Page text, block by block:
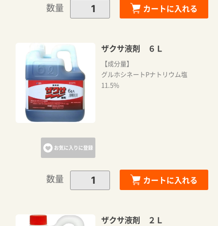
数量 カートに入れる
お気に入りに登録
ザクサ液剤 ６Ｌ
【成分量】
グルホシネートPナトリウム塩
11.5%
数量 カートに入れる
ザクサ液剤 ２Ｌ